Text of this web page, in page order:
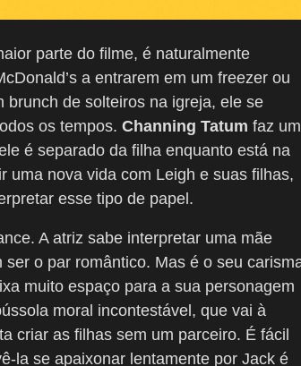
parte do filme, é naturalmente
a entrarem em um freezer ou
de solteiros na igreja, ele se
os tempos. Channing Tatum faz um
é separado da filha enquanto está na
uma nova vida com Leigh e suas filhas,
esse tipo de papel.
A atriz sabe interpretar uma mãe
o par romântico. Mas é o seu
muito espaço para a sua personagem
moral incontestável, que vai à
criar as filhas sem um parceiro. É fácil
la se apaixonar lentamente por Jack é